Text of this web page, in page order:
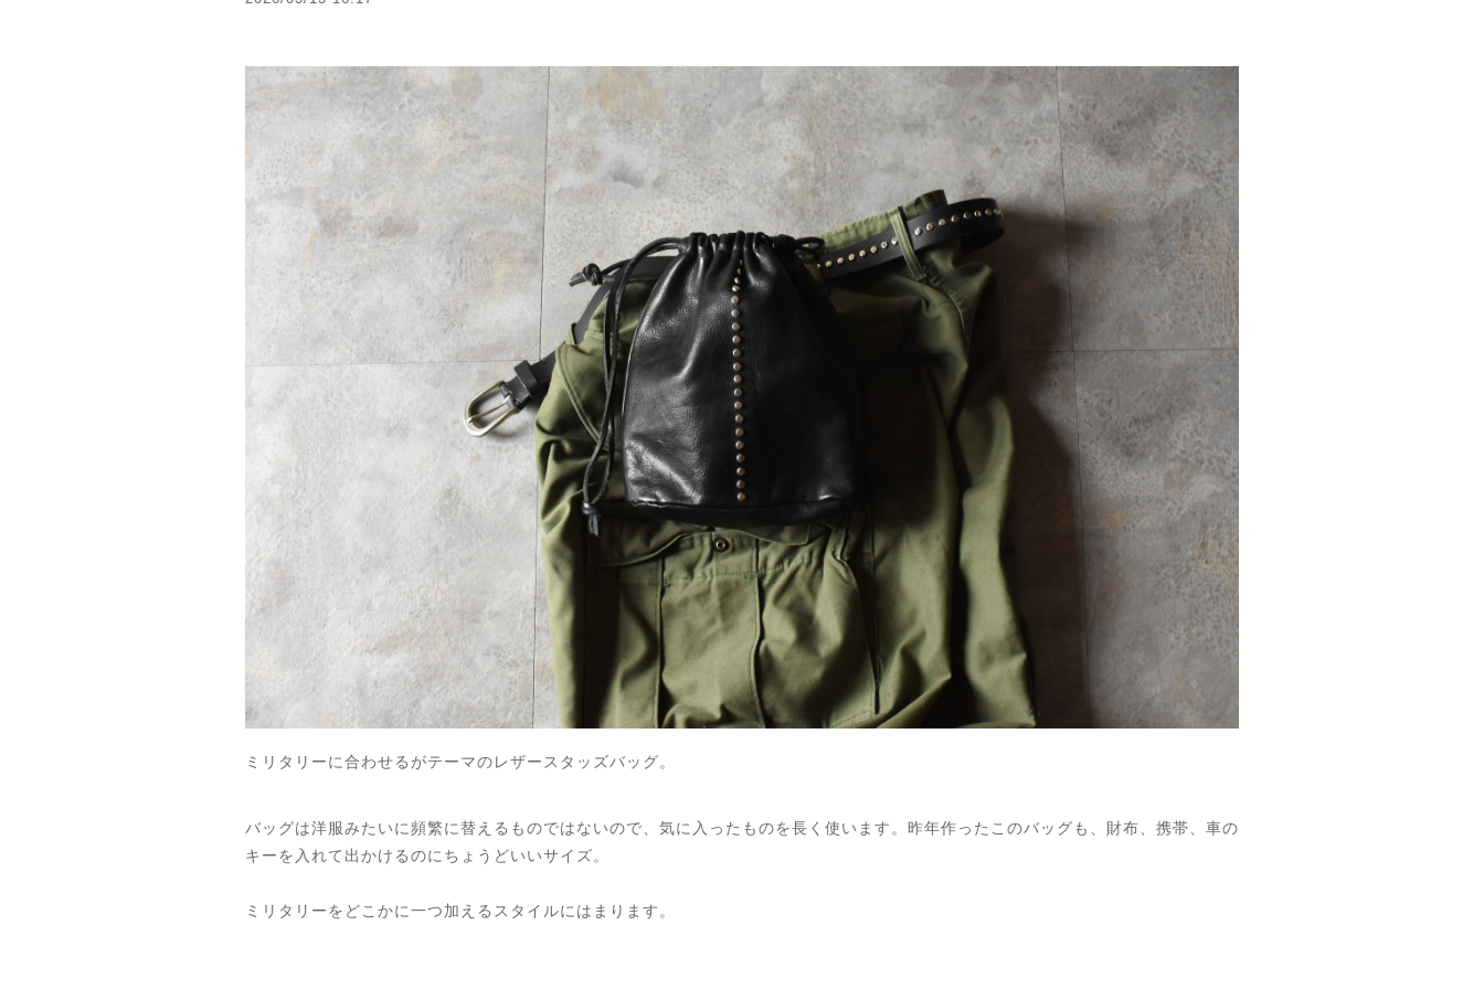
ミリタリーに合わせるがテーマのレザースタッズバッグ。
バッグは洋服みたいに頻繁に替えるものではないので、気に入ったものを長く使います。昨年作ったこのバッグも、財布、携帯、車の
キーを入れて出かけるのにちょうどいいサイズ。
ミリタリーをどこかに一つ加えるスタイルにはまります。